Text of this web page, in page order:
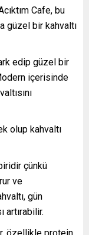
Cafe, bu
güzel bir kahvaltı
edip güzel bir
içerisinde
olup kahvaltı
çünkü
ve
gün
artırabilir.